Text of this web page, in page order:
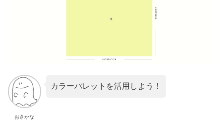
おさかな
カラーパレットを活用しよう！